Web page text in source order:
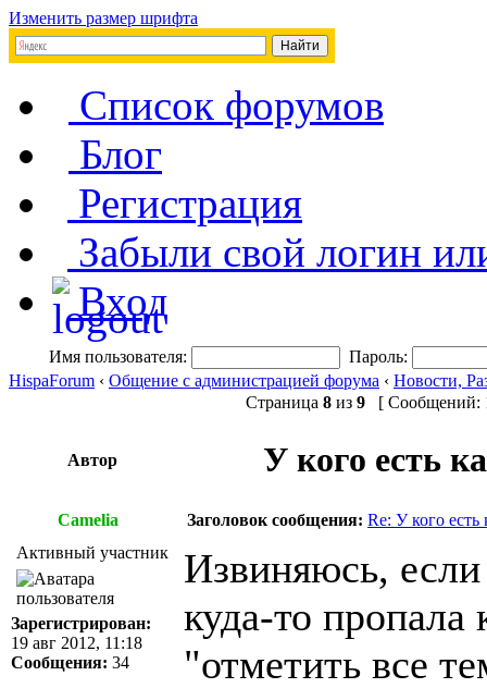
Изменить размер шрифта
Список форумов
Блог
Регистрация
Забыли свой логин
Вход
Имя пользователя:
Пароль:
HispaForum ‹ Общение с администрацией форума ‹ Новости,
Страница 8 из 9 [ Сообщений:
Автор У кого есть
Camelia Заголовок сообщения: Re: У кого
Активный участник
Зарегистрирован:
19 авг 2012, 11:18
Сообщения: 34
Извиняюсь,
куда-то
"отметить все